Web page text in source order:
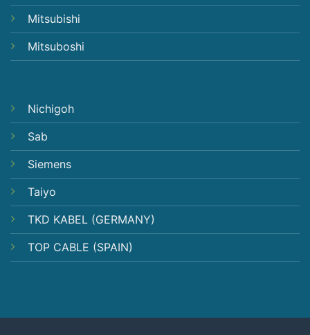
Mitsubishi
Mitsuboshi
Nichigoh
Sab
Siemens
Taiyo
TKD KABEL (GERMANY)
TOP CABLE (SPAIN)